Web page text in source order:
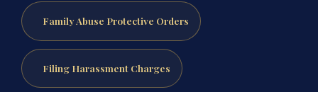
Family Abuse Protective Orders
Filing Harassment Charges